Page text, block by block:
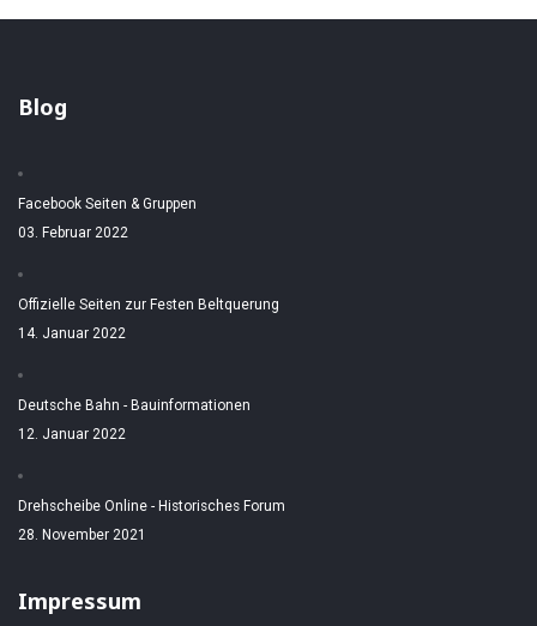
Blog
Facebook Seiten & Gruppen
03. Februar 2022
Offizielle Seiten zur Festen Beltquerung
14. Januar 2022
Deutsche Bahn - Bauinformationen
12. Januar 2022
Drehscheibe Online - Historisches Forum
28. November 2021
Impressum